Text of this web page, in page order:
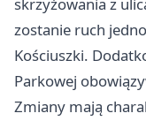
skrzyżowania z
zostanie ruch
Kościuszki.
Parkowej
Zmiany mają